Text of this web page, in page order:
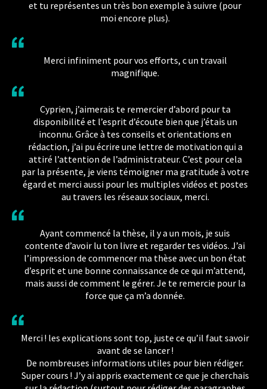
et tu représentes un très bon exemple à suivre (pour
moi encore plus).
Merci infiniment pour vos efforts, c un travail
magnifique.
Cyprien, j’aimerais te remercier d’abord pour ta
disponibilité et l’esprit d’écoute bien que j’étais un
inconnu. Grâce à tes conseils et orientations en
rédaction, j’ai pu écrire une lettre de motivation qui a
attiré l’attention de l’administrateur. C’est pour cela
par la présente, je viens témoigner ma gratitude à votre
égard et merci aussi pour les multiples vidéos et postes
au travers les réseaux sociaux, merci.
Ayant commencé la thèse, il y a un mois, je suis
contente d’avoir lu ton livre et regarder tes vidéos. J’ai
l’impression de commencer ma thèse avec un bon état
d’esprit et une bonne connaissance de ce qui m’attend,
mais aussi de comment le gérer. Je te remercie pour la
force que ça m’a donnée.
Merci ! les explications sont top, juste ce qu’il faut savoir
avant de se lancer !
De nombreuses informations utiles pour bien rédiger.
Super cours ! J’y ai appris exactement ce que je cherchais